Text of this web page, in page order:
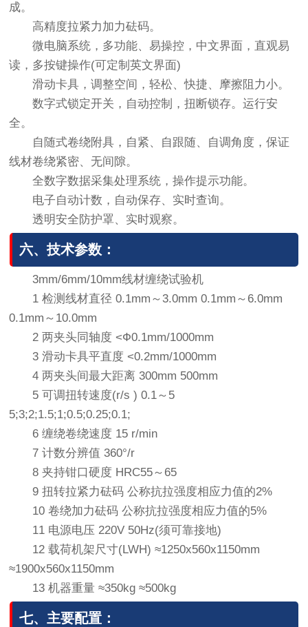
成。
高精度拉紧力加力砝码。
微电脑系统，多功能、易操控，中文界面，直观易
读，多按键操作(可定制英文界面)
滑动卡具，调整空间，轻松、快捷、摩擦阻力小。
数字式锁定开关，自动控制，扭断锁存。运行安
全。
自随式卷绕附具，自紧、自跟随、自调角度，保证
线材卷绕紧密、无间隙。
全数字数据采集处理系统，操作提示功能。
电子自动计数，自动保存、实时查询。
透明安全防护罩、实时观察。
六、技术参数：
3mm/6mm/10mm线材缠绕试验机
1 检测线材直径 0.1mm～3.0mm 0.1mm～6.0mm
0.1mm～10.0mm
2 两夹头同轴度 <Ф0.1mm/1000mm
3 滑动卡具平直度 <0.2mm/1000mm
4 两夹头间最大距离 300mm 500mm
5 可调扭转速度(r/s ) 0.1～5
5;3;2;1.5;1;0.5;0.25;0.1;
6 缠绕卷绕速度 15 r/min
7 计数分辨值 360°/r
8 夹持钳口硬度 HRC55～65
9 扭转拉紧力砝码 公称抗拉强度相应力值的2%
10 卷绕加力砝码 公称抗拉强度相应力值的5%
11 电源电压 220V 50Hz(须可靠接地)
12 载荷机架尺寸(LWH) ≈1250x560x1150mm
≈1900x560x1150mm
13 机器重量 ≈350kg ≈500kg
七、主要配置：